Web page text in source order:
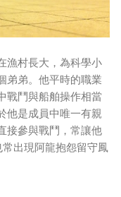
漁村長大，為科學小
弟弟。他平時的職業
戰鬥與船舶操作相當
他是成員中唯一有親
接參與戰鬥，常讓他
出現阿龍抱怨留守鳳